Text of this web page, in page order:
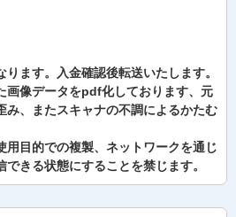
ります。入金確認後転送いたします。
画像データをpdf化しております、元
み、またスキャナの不調によるかたむ
用目的での複製、ネットワークを通じ
きる状態にすることを禁じます。